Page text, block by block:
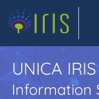
UNICA IRIS
Information